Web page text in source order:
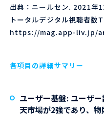
出典：ニールセン. 2021
トータルデジタル視聴者数
https://mag.app-liv.jp/
各項目の詳細サマリー
ユーザー基盤: ユーザ
天市場が2強であり、